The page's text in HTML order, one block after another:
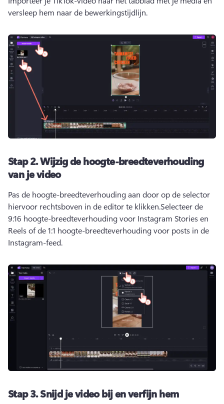
versleep hem naar de bewerkingstijdlijn.
Stap 2.Wijzig de hoogte-breedteverhouding
van je video
Pas de hoogte-breedteverhouding aan door op de selector
hiervoor rechtsboven in de editor te klikken.Selecteer de
9:16 hoogte-breedteverhouding voor Instagram Stories en
Reels of de 1:1 hoogte-breedteverhouding voor posts in de
Instagram-feed.
Stap 3.Snijd je video bij en verfijn hem